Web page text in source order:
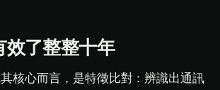
效了整整十年
核心而言，是特徵比對：辨識出通訊